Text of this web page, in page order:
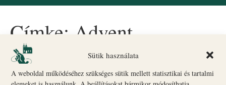
Sütik használata
A weboldal működéséhez szükséges sütik mellett statisztikai és tartalmi
Címke: Advent
Adventi készülődés